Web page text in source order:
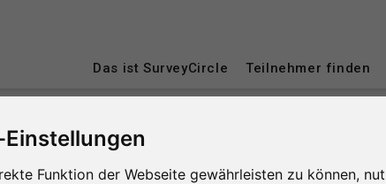
Funktion der Webseite gewährleisten zu können,
Das ist SurveyCircle Teilnehmer finden